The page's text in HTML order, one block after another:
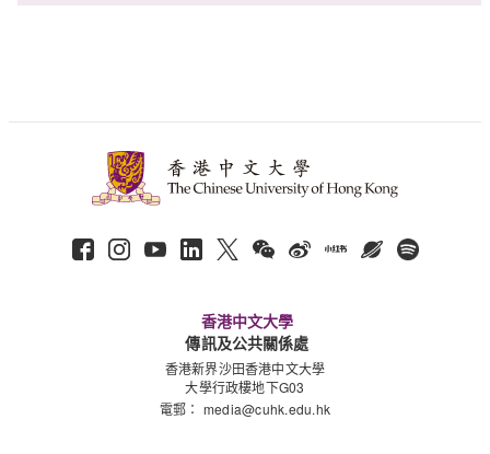
香港中文大學
傳訊及公共關係處
香港新界沙田香港中文大學
大學行政樓地下G03
電郵： media@cuhk.edu.hk